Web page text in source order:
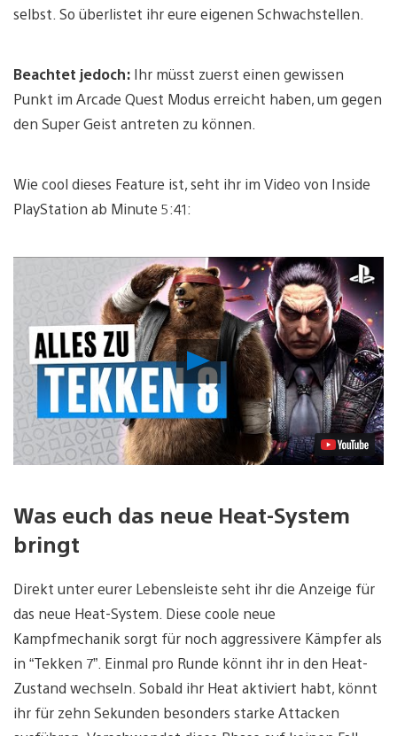
selbst. So überlistet ihr eure eigenen Schwachstellen.
Beachtet jedoch: Ihr müsst zuerst einen gewissen
Punkt im Arcade Quest Modus erreicht haben, um gegen
den Super Geist antreten zu können.
Wie cool dieses Feature ist, seht ihr im Video von Inside
PlayStation ab Minute 5:41:
Video
abspielen
Was euch das neue Heat-System
bringt
Direkt unter eurer Lebensleiste seht ihr die Anzeige für
das neue Heat-System. Diese coole neue
Kampfmechanik sorgt für noch aggressivere Kämpfer als
in “Tekken 7”. Einmal pro Runde könnt ihr in den Heat-
Zustand wechseln. Sobald ihr Heat aktiviert habt, könnt
ihr für zehn Sekunden besonders starke Attacken